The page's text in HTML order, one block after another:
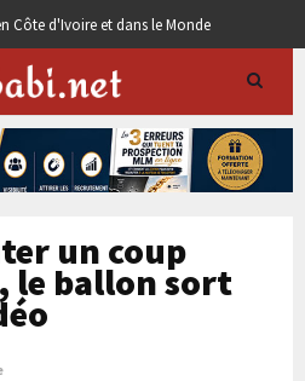
Côte d'Ivoire et dans le Monde
un coup
le ballon sort